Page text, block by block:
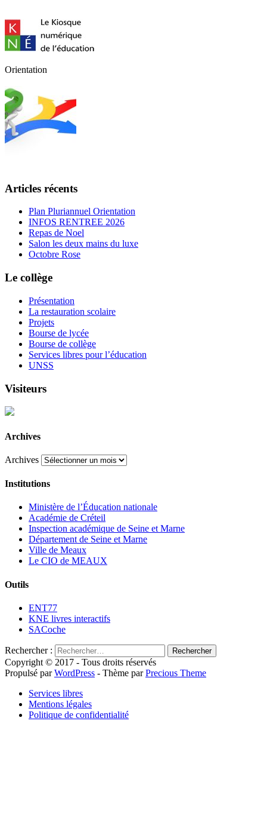
Orientation
Articles récents
Plan Pluriannuel Orientation
INFOS RENTREE 2026
Repas de Noel
Salon les deux mains du luxe
Octobre Rose
Le collège
Présentation
La restauration scolaire
Projets
Bourse de lycée
Bourse de collège
Services libres pour l’éducation
UNSS
Visiteurs
Archives
Archives
Institutions
Ministère de l’Éducation nationale
Académie de Créteil
Inspection académique de Seine et Marne
Département de Seine et Marne
Ville de Meaux
Le CIO de MEAUX
Outils
ENT77
KNE livres interactifs
SACoche
Rechercher :
Copyright © 2017 - Tous droits réservés
Propulsé parWordPress - Thème parPrecious Theme
Services libres
Mentions légales
Politique de confidentialité